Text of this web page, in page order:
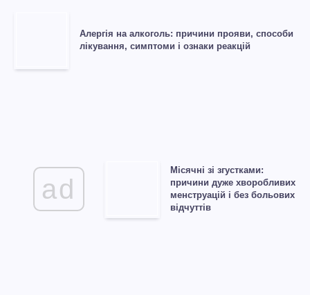
Алергія на алкоголь: причини прояви, способи
лікування, симптоми і ознаки реакцій
ad
Місячні зі згустками:
причини дуже хворобливих
менструацій і без больових
відчуттів